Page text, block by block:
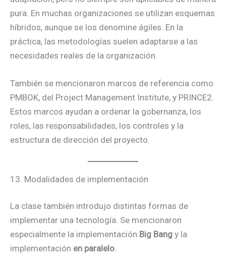
pura. En muchas organizaciones se utilizan esquemas
híbridos, aunque se los denomine ágiles. En la
práctica, las metodologías suelen adaptarse a las
necesidades reales de la organización.
También se mencionaron marcos de referencia como
PMBOK, del Project Management Institute, y PRINCE2.
Estos marcos ayudan a ordenar la gobernanza, los
roles, las responsabilidades, los controles y la
estructura de dirección del proyecto.
13. Modalidades de implementación
La clase también introdujo distintas formas de
implementar una tecnología. Se mencionaron
especialmente la implementación Big Bang y la
implementación en paralelo.